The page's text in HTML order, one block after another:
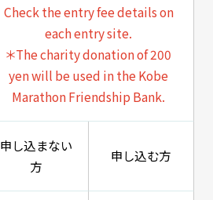
Check the entry fee details on
each entrysite.
＊The charity donation of 200
yen will be used in the Kobe
Marathon Friendship Bank.
申し込まない
方
申し込む方